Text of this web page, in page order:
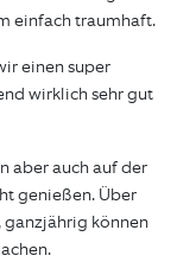
einfach traumhaft.
einen super
wirklich sehr gut
aber auch auf der
genießen. Über
können